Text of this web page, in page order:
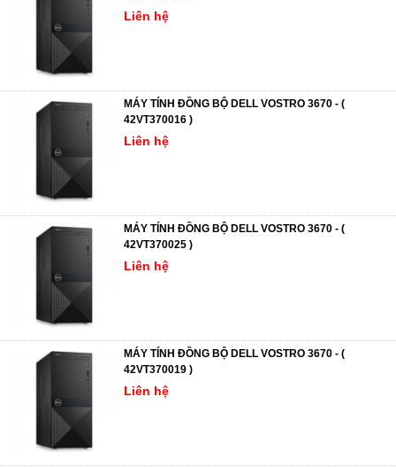
Liên hệ
MÁY TÍNH ĐỒNG BỘ DELL VOSTRO 3670 - (
42VT370016 )
Liên hệ
MÁY TÍNH ĐỒNG BỘ DELL VOSTRO 3670 - (
42VT370025 )
Liên hệ
MÁY TÍNH ĐỒNG BỘ DELL VOSTRO 3670 - (
42VT370019 )
Liên hệ